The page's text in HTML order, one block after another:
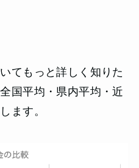
てもっと詳しく知りた
国平均・県内平均・近
ます。